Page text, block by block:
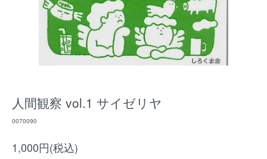
人間観察 vol.1 サイゼリヤ
0070090
1,000円(税込)